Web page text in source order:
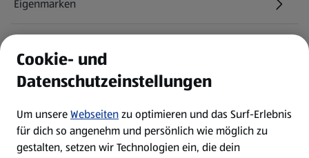
Eigenmarken
Newsletter
WhatsApp
Cookie- und
Datenschutzeinstellungen
Um unsereWebseitenzu optimieren und das Surf-Erlebnis
für dich so angenehm und persönlich wie möglich zu
gestalten, setzen wir Technologien ein, die dein